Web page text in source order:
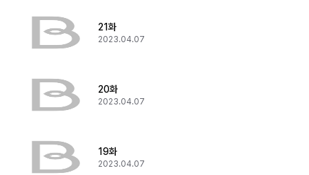
21화
2023.04.07
20화
2023.04.07
19화
2023.04.07